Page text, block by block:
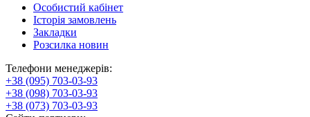
Особистий кабінет
Історія замовлень
Закладки
Розсилка новин
Телефони менеджерів:
+38 (095) 703-03-93
+38 (098) 703-03-93
+38 (073) 703-03-93